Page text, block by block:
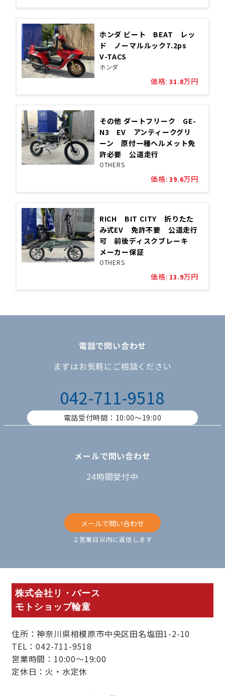
ホンダ ビート BEAT レッ
ド ノーマルルック7.2ps
V-TACS
ホンダ
価格: 31.8万円
その他 ダートフリーク GE-
N3 EV アンティークグリ
ーン 原付一種ヘルメット免
許必要 公道走行
OTHERS
価格: 39.6万円
RICH BIT CITY 折りたた
み式EV 免許不要 公道走行
可 前後ディスクブレーキ
メーカー保証
OTHERS
価格: 13.9万円
電話で問い合わせ
まずはお気軽にご相談ください
042-711-9518
電話受付時間：10:00〜19:00
メールで問い合わせ
24時間受付中
メールで問い合わせ
２営業日以内に返信します
株式会社リ・バース
モトショップ輪童
住所：神奈川県相模原市中央区田名塩田1-2-10
TEL：042-711-9518
営業時間：10:00～19:00
定休日：火・水定休